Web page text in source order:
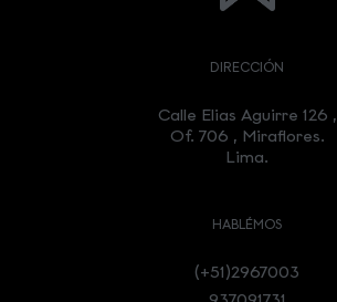
HABLÉMOS
(+51)2967003
DIRECCIÓN
Calle Elias Aguirre 126 ,
Of. 706 , Miraflores.
Lima.